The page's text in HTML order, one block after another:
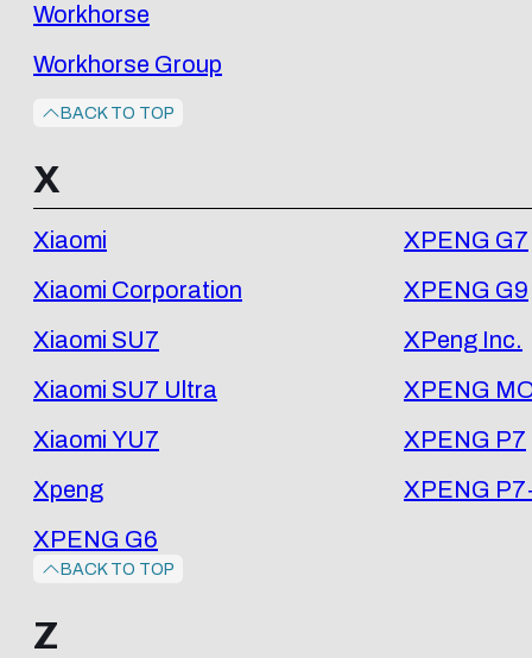
Workhorse
Workhorse Group
BACK TO TOP
X
Xiaomi
Xiaomi Corporation
Xiaomi SU7
Xiaomi SU7 Ultra
Xiaomi YU7
Xpeng
XPENG G6
XPENG G7
XPENG G9
XPeng Inc.
XPENG
XPENG P7
XPENG
BACK TO TOP
Z